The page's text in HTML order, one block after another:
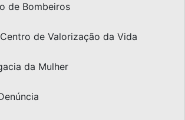
de Bombeiros
de Valorização da Vida
da Mulher